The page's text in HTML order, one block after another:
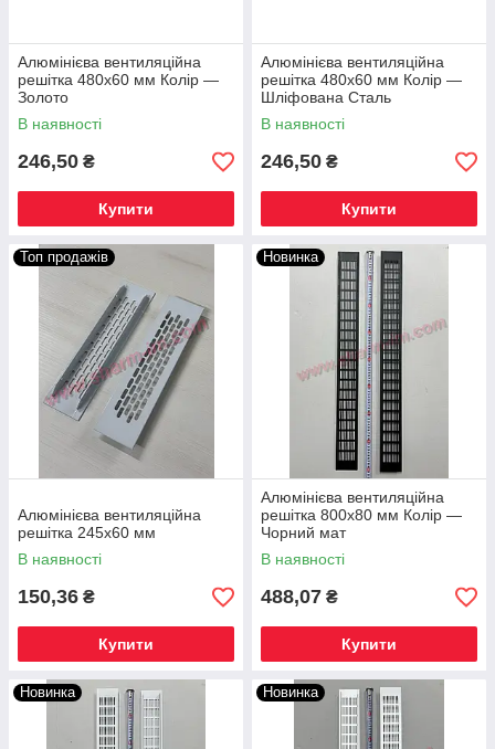
Алюмінієва вентиляційна
решітка 480х60 мм Колір —
Золото
В наявності
246,50 ₴
Купити
Алюмінієва вентиляційна
решітка 480х60 мм Колір —
Шліфована Сталь
В наявності
246,50 ₴
Купити
Топ продажів
Алюмінієва вентиляційна
решітка 245х60 мм
В наявності
150,36 ₴
Купити
Новинка
Алюмінієва вентиляційна
решітка 800х80 мм Колір —
Чорний мат
В наявності
488,07 ₴
Купити
Новинка Новинка